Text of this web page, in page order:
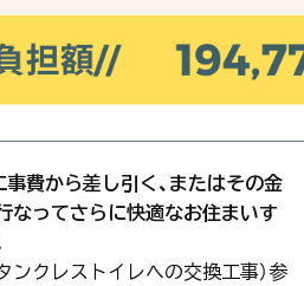
費から差し引く、またはその金
なってさらに快適なお住まいす
ンクレストイレへの交換工事）参